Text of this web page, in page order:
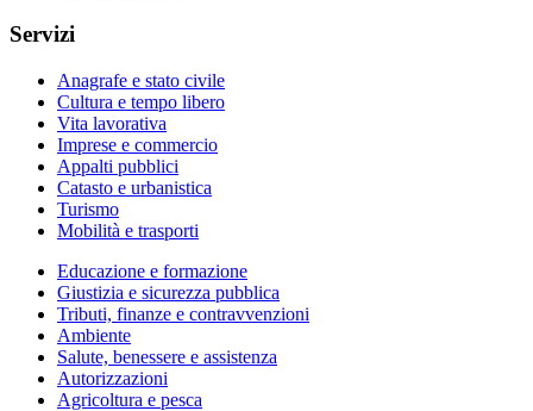
Servizi
Anagrafe e stato civile
Cultura e tempo libero
Vita lavorativa
Imprese e commercio
Appalti pubblici
Catasto e urbanistica
Turismo
Mobilità e trasporti
Educazione e formazione
Giustizia e sicurezza pubblica
Tributi, finanze e contravvenzioni
Ambiente
Salute, benessere e assistenza
Autorizzazioni
Agricoltura e pesca